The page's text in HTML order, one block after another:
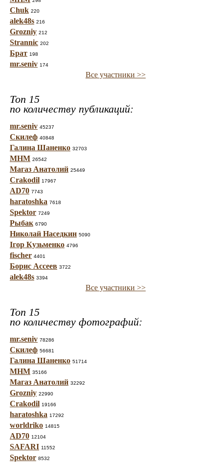
Chuk 220
alek48s 216
Grozniy 212
Strannic 202
Брат 198
mr.seniv 174
Все участники >>
Топ 15
по количеству публикаций:
mr.seniv 45237
Скилеф 40848
Галина Шаненко 32703
МНМ 26542
Магаз Анатолий 25449
Crakodil 17967
AD70 7743
haratoshka 7618
Spektor 7249
Рыбак 6790
Николай Наседкин 5090
Ігор Кузьменко 4796
fischer 4401
Борис Ассеев 3722
alek48s 3394
Все участники >>
Топ 15
по количеству фотографий:
mr.seniv 78286
Скилеф 56681
Галина Шаненко 51714
МНМ 35166
Магаз Анатолий 32292
Grozniy 22990
Crakodil 19166
haratoshka 17292
worldriko 14815
AD70 12104
SAFARI 11552
Spektor 8532